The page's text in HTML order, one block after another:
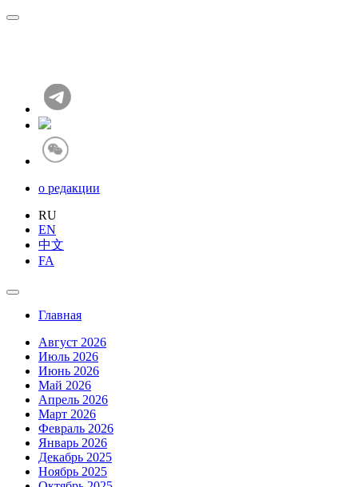
о редакции
RU
EN
中文
FA
Главная
Август 2026
Июль 2026
Июнь 2026
Май 2026
Апрель 2026
Март 2026
Февраль 2026
Январь 2026
Декабрь 2025
Ноябрь 2025